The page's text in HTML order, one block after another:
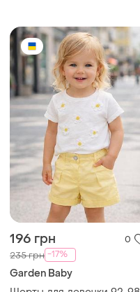
196 грн 0
235 грн -17%
Garden Baby